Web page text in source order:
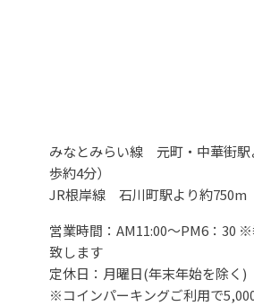
みなとみらい線 元町・中華街駅
歩約4分）
JR根岸線 石川町駅より約750m
営業時間：AM11:00～PM6：30
致します
定休日：月曜日(年末年始を除く)
※コインパーキングご利用で